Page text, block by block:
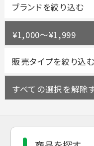
ブランドを絞り込む
¥1,000～¥1,999
すべての選択を解除